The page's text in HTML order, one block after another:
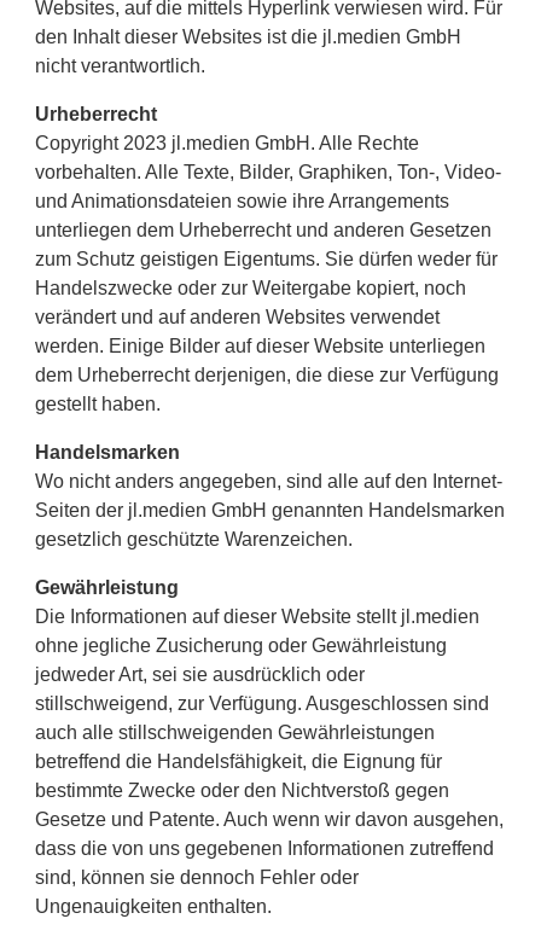
Websites, auf die mittels Hyperlink verwiesen wird. Für
den Inhalt dieser Websites ist die jl.medien GmbH
nicht verantwortlich.
Urheberrecht
Copyright 2023 jl.medien GmbH. Alle Rechte
vorbehalten. Alle Texte, Bilder, Graphiken, Ton-, Video-
und Animationsdateien sowie ihre Arrangements
unterliegen dem Urheberrecht und anderen Gesetzen
zum Schutz geistigen Eigentums. Sie dürfen weder für
Handelszwecke oder zur Weitergabe kopiert, noch
verändert und auf anderen Websites verwendet
werden. Einige Bilder auf dieser Website unterliegen
dem Urheberrecht derjenigen, die diese zur Verfügung
gestellt haben.
Handelsmarken
Wo nicht anders angegeben, sind alle auf den Internet-
Seiten der jl.medien GmbH genannten Handelsmarken
gesetzlich geschützte Warenzeichen.
Gewährleistung
Die Informationen auf dieser Website stellt jl.medien
ohne jegliche Zusicherung oder Gewährleistung
jedweder Art, sei sie ausdrücklich oder
stillschweigend, zur Verfügung. Ausgeschlossen sind
auch alle stillschweigenden Gewährleistungen
betreffend die Handelsfähigkeit, die Eignung für
bestimmte Zwecke oder den Nichtverstoß gegen
Gesetze und Patente. Auch wenn wir davon ausgehen,
dass die von uns gegebenen Informationen zutreffend
sind, können sie dennoch Fehler oder
Ungenauigkeiten enthalten.